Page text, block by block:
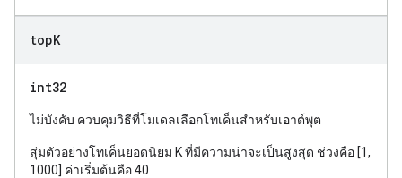
topK
int32
ไม่บังคับ ควบคุมวิธีที่โมเดลเลือกโทเค็นสำหรับเอาต์พุต
สุ่มตัวอย่างโทเค็นยอดนิยม K ที่มีความน่าจะเป็นสูงสุด ช่วงคือ [1,
1000] ค่าเริ่มต้นคือ 40